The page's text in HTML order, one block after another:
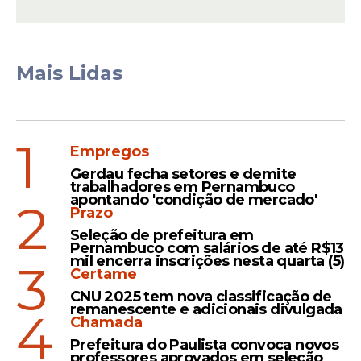
O MPPE, através do GACE Controle
perto as investigações desenvolvidas pelo
Pessoa, para total elucidação quanto à
morte dos dois civis.
Leia Também
Iputinga
SDS prende PMs do Bope
em flagrante após mortes
Mais Lidas
1
Empregos
Gerdau fecha setores e demite
trabalhadores em Pernambuco
apontando 'condição de mercado'
2
Prazo
Seleção de prefeitura em
Pernambuco com salários de até R$13
mil encerra inscrições nesta quarta (5)
3
Certame
CNU 2025 tem nova classificação de
remanescente e adicionais divulgada
4
Chamada
Prefeitura do Paulista convoca novos